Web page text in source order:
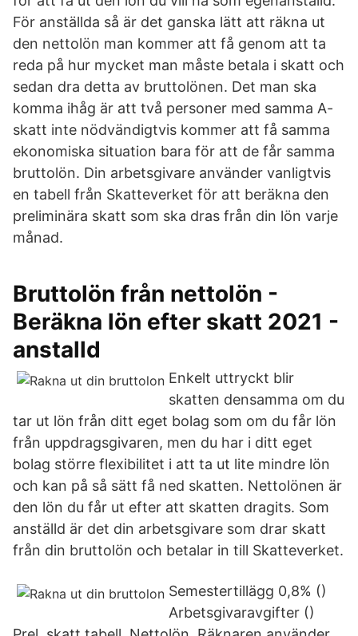
För anställda så är det ganska lätt att räkna ut
den nettolön man kommer att få genom att ta
reda på hur mycket man måste betala i skatt och
sedan dra detta av bruttolönen. Det man ska
komma ihåg är att två personer med samma A-
skatt inte nödvändigtvis kommer att få samma
ekonomiska situation bara för att de får samma
bruttolön. Din arbetsgivare använder vanligtvis
en tabell från Skatteverket för att beräkna den
preliminära skatt som ska dras från din lön varje
månad.
Bruttolön från nettolön -
Beräkna lön efter skatt 2021 -
anstalld
Enkelt uttryckt blir
skatten densamma om du
tar ut lön från ditt eget bolag som om du får lön
från uppdragsgivaren, men du har i ditt eget
bolag större flexibilitet i att ta ut lite mindre lön
och kan på så sätt få ned skatten. Nettolönen är
den lön du får ut efter att skatten dragits. Som
anställd är det din arbetsgivare som drar skatt
från din bruttolön och betalar in till Skatteverket.
Semestertillägg 0,8% ()
Arbetsgivaravgifter ()